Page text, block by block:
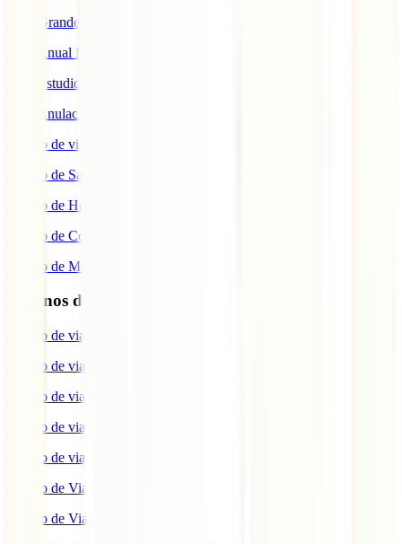
IATI Grandes Viajeros
IATI Anual Multiviaje
IATI Estudios
IATI Anulación Premium
Seguro de viaje COVID
Seguro de Salud
Seguro de Hogar
Seguro de Coche
Seguro de Moto
Destinos de interés
Seguro de viaje a EEUU
Seguro de viaje a Indonesia
Seguro de viaje a Marruecos
Seguro de viaje a Reino Unido
Seguro de viaje a México
Seguro de Viaje a Tailandia
Seguro de Viaje a China